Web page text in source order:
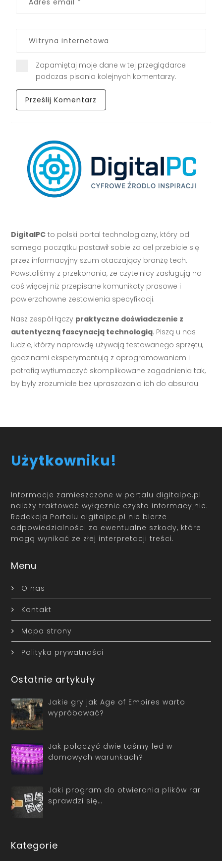
Zapamiętaj moje dane w tej przeglądarce
podczas pisania kolejnych komentarzy.
DigitalPC to polski portal technologiczny, który od
samego początku postawił sobie za cel przebicie się
przez informacyjny szum otaczający branżę tech.
Powstaliśmy z przekonania, że czytelnicy zasługują na
coś więcej niż przepisane komunikaty prasowe i
powierzchowne zestawienia specyfikacji.
Nasz zespół łączy praktyczne doświadczenie z
autentyczną fascynacją technologią. Piszą u nas
ludzie, którzy naprawdę używają testowanego sprzętu,
godzinami eksperymentują z oprogramowaniem i
potrafią wytłumaczyć skomplikowane zagadnienia tak,
by były zrozumiałe bez upraszczania ich do absurdu.
Użytkowniku!
Informacje zamieszczone w portalu digitalpc.pl
należy traktować wyłącznie czysto informacyjnie.
Redakcja Portalu digitalpc.pl nie bierze
odpowiedzialności za ewentualne szkody, które
mogą wynikać ze złej interpretacji treści.
Menu
O nas
Kontakt
Mapa strony
Polityka prywatności
Ostatnie artykuły
Jakie gry jak Age of Empires warto
wypróbować?
Jak połączyć dwie taśmy led w
domowych warunkach?
Jaki program do otwierania plików rar
sprawdzi się…
Kategorie